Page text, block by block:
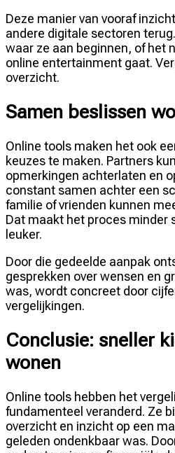
Deze manier van vooraf
andere digitale sectoren
waar ze aan beginnen, of het
online entertainment gaat.
overzicht.
Samen beslissen
Online tools maken het ook
keuzes te maken. Partners
opmerkingen achterlaten en
constant samen achter een
familie of vrienden kunnen
Dat maakt het proces minder
leuker.
Door die gedeelde aanpak
gesprekken over wensen en
was, wordt concreet door
vergelijkingen.
Conclusie: sneller
wonen
Online tools hebben het
fundamenteel veranderd. Ze
overzicht en inzicht op een
geleden ondenkbaar was.